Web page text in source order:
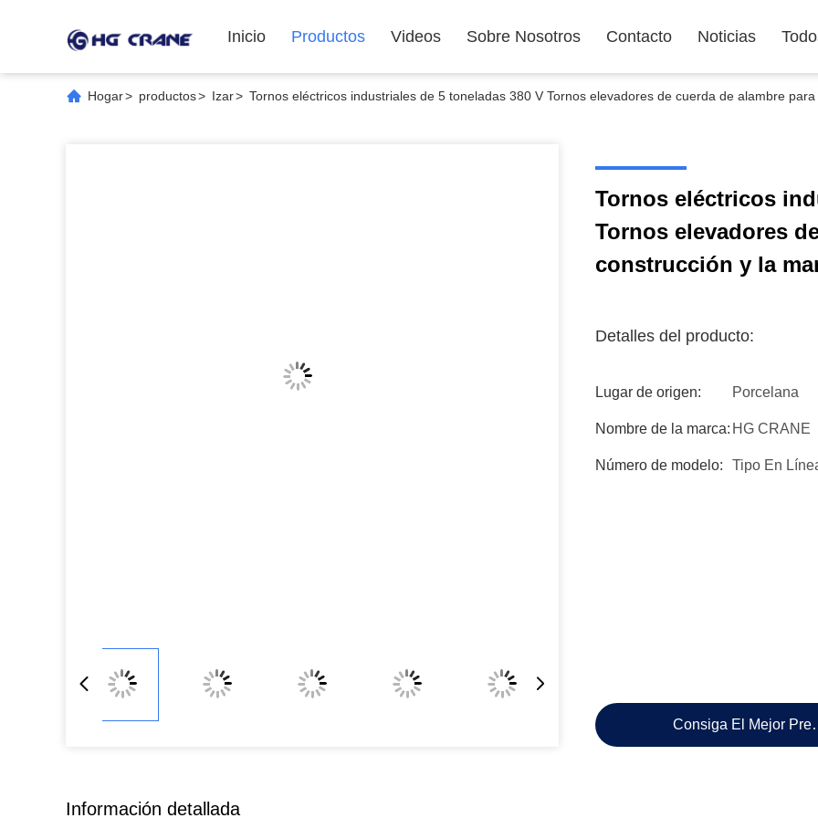
Inicio Productos Videos Sobre Nosotros Contacto Noticias
Hogar> productos> Izar> Tornos eléctricos industriales de 5 toneladas 380 V Tornos elevadores de cuerda de alambre
Tornos eléctricos
Tornos elevadores
construcción y la
Detalles del producto:
Lugar de origen: Porcelana
Nombre de la marca: HG CRANE
Número de modelo: Tipo En
Consiga El Mejor
Información detallada